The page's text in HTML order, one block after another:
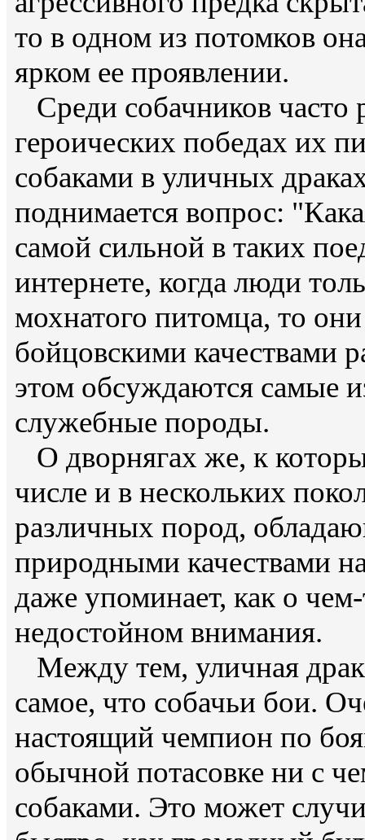
то в одном из потомков
ярком ее проявлении.
Среди собачников часто
героических победах их
собаками в уличных
поднимается вопрос:
самой сильной в таких
интернете, когда люди
мохнатого питомца, то
бойцовскими качествами
этом обсуждаются самые
служебные породы.
О дворнягах же, к
числе и в нескольких
различных пород,
природными качествами
даже упоминает, как о
недостойном внимания.
Между тем, уличная
самое, что собачьи бои.
настоящий чемпион по
обычной потасовке ни с
собаками. Это может